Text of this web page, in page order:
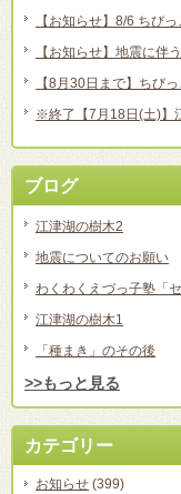
【お知らせ】8/6 ちび
【お知らせ】地震に伴
【8月30日まで】ちび
※終了【7月18日(土)】
ブログ
江津湖の樹木2
地震についてのお願い
わくわくえづっ子塾「
江津湖の樹木1
「種まき」のその後
>>もっと見る
カテゴリー
お知らせ (399)